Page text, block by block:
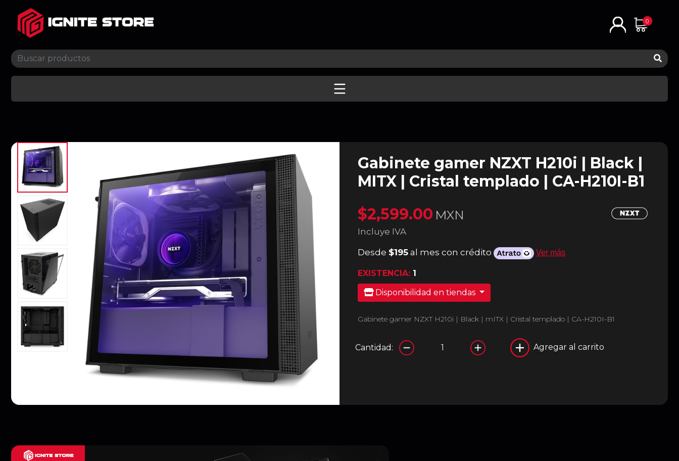
0
Gabinete gamer NZXT H210i | Black |
MITX | Cristal templado | CA-H210I-B1
$2,599.00 MXN
Incluye IVA
Desde $195 al mes con crédito Ver más
EXISTENCIA: 1
Disponibilidad en tiendas
Gabinete gamer NZXT H210i | Black | mITX | Cristal templado | CA-H210I-B1
Cantidad: Agregar al carrito